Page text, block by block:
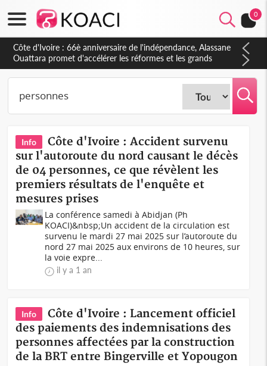
0
Côte d'Ivoire : À Abidjan, Amadou Oury Bah admire le modèle
ivoirien et veut s'en inspirer pour accélérer le développement
de la Guinée
Info
Côte d'Ivoire : Accident survenu
sur l'autoroute du nord causant le décès
de 04 personnes, ce que révèlent les
premiers résultats de l'enquête et
mesures prises
La conférence samedi à Abidjan (Ph
KOACI)&nbsp;Un accident de la circulation est
survenu le mardi 27 mai 2025 sur l’autoroute du
nord 27 mai 2025 aux environs de 10 heures, sur
la voie expre...
il y a 1 an
Info
Côte d'Ivoire : Lancement officiel
des paiements des indemnisations des
personnes affectées par la construction
de la BRT entre Bingerville et Yopougon